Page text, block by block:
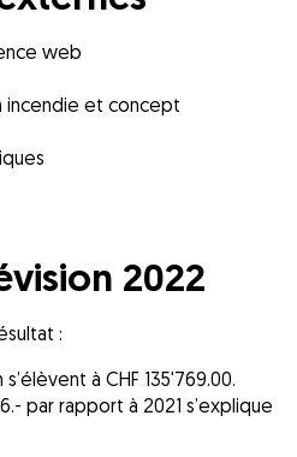
web
incendie et concept
2022
:
à CHF 135'769.00.
par rapport à 2021 s’explique